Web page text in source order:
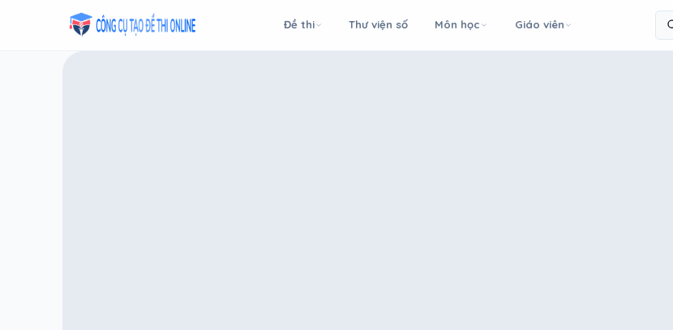
Đề thi Thư viện số Môn học Giáo viên
Taodethi.xyz - Tạo đề thi Online miễn phí